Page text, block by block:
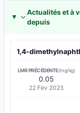
Actualités et à
depuis
1,4-
LMR PRÉCÉDENTE(mg/kg)
0.05
22 Fév 2023